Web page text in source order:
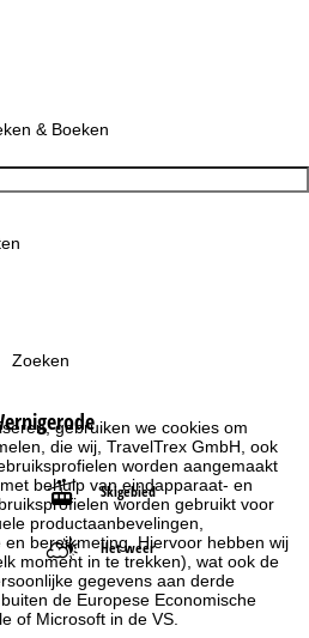
gebruiken we cookies om
die wij, TravelTrex GmbH, ook
worden aangemaakt
behulp van eindapparaat- en
worden gebruikt voor
productaanbevelingen,
bereikmeting. Hiervoor hebben wij
moment in te trekken), wat ook de
gegevens aan derde
de Europese Economische
of Microsoft in de VS.
& Boeken
Zoeken
Skigebied
Het weer